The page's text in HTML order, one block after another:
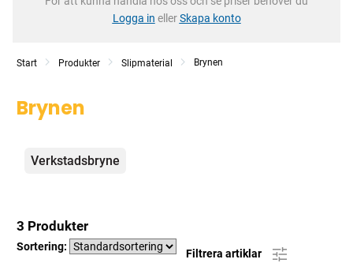
Logga in ellerSkapa konto
Start Produkter Slipmaterial Brynen
Brynen
Kategorier
Verkstadsbryne
3 Produkter
Sortering:
Filtrera artiklar